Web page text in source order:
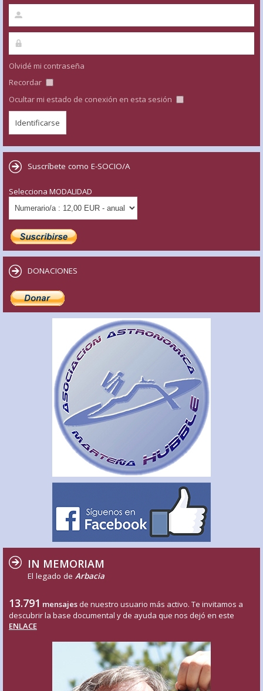
Olvidé mi contraseña
Recordar
Ocultar mi estado de conexión en esta sesión
Suscríbete como E-SOCIO/A
Selecciona MODALIDAD
DONACIONES
IN MEMORIAM
El legado de Arbacia
13.791 mensajes de nuestro usuario más activo. Te invitamos a
descubrir la base documental y de ayuda que nos dejó en este
ENLACE